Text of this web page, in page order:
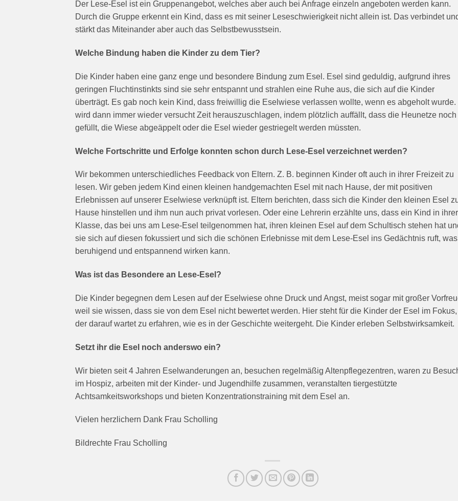
Der Lese-Esel ist ein Gruppenangebot, welches aber auch bei Anfrage einzeln angeboten werden kann.
Durch die Gruppe erkennt ein Kind, dass es mit seiner Leseschwierigkeit nicht allein ist. Das verbindet
stärkt das Miteinander aber auch das Selbstbewusstsein.
Welche Bindung haben die Kinder zu dem Tier?
Die Kinder haben eine ganz enge und besondere Bindung zum Esel. Esel sind geduldig, aufgrund ihres
geringen Fluchtinstinkts sind sie sehr entspannt und strahlen eine Ruhe aus, die sich auf die Kinder
überträgt. Es gab noch kein Kind, dass freiwillig die Eselwiese verlassen wollte, wenn es abgeholt wurde.
wird dann immer wieder versucht Zeit herauszuschlagen, indem plötzlich auffällt, dass die Heunetze noch
gefüllt, die Wiese abgeäppelt oder die Esel wieder gestriegelt werden müssten.
Welche Fortschritte und Erfolge konnten schon durch Lese-Esel verzeichnet werden?
Wir bekommen unterschiedliches Feedback von Eltern. Z. B. beginnen Kinder oft auch in ihrer Freizeit zu
lesen. Wir geben jedem Kind einen kleinen handgemachten Esel mit nach Hause, der mit positiven
Erlebnissen auf unserer Eselwiese verknüpft ist. Eltern berichten, dass sich die Kinder den kleinen Esel
Hause hinstellen und ihm nun auch privat vorlesen. Oder eine Lehrerin erzählte uns, dass ein Kind in ihrer
Klasse, das bei uns am Lese-Esel teilgenommen hat, ihren kleinen Esel auf dem Schultisch stehen hat
sie sich auf diesen fokussiert und sich die schönen Erlebnisse mit dem Lese-Esel ins Gedächtnis ruft, was
beruhigend und entspannend wirken kann.
Was ist das Besondere an Lese-Esel?
Die Kinder begegnen dem Lesen auf der Eselwiese ohne Druck und Angst, meist sogar mit großer
weil sie wissen, dass sie von dem Esel nicht bewertet werden. Hier steht für die Kinder der Esel im Fokus,
der darauf wartet zu erfahren, wie es in der Geschichte weitergeht. Die Kinder erleben Selbstwirksamkeit.
Setzt ihr die Esel noch anderswo ein?
Wir bieten seit 4 Jahren Eselwanderungen an, besuchen regelmäßig Altenpflegezentren, waren zu
im Hospiz, arbeiten mit der Kinder- und Jugendhilfe zusammen, veranstalten tiergestützte
Achtsamkeitsworkshops und bieten Konzentrationstraining mit dem Esel an.
Vielen herzlichern Dank Frau Scholling
Bildrechte Frau Scholling